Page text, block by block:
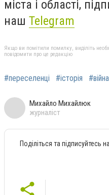
міста і області,
наш Telegram
Якщо ви помітили помилку, виділіть
повідомити про це редакцію
#переселенці #історія #війна
Михайло Михайлюк
журналіст
Поділіться та підписуйтесь